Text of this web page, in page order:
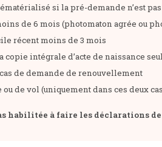
si la pré-demande n’est
de 6 mois (photomaton agrée ou
récent moins de 3 mois
copie intégrale d’acte de naissance
de demande de renouvellement
de vol (uniquement dans ces deux
habilitée à faire les déclarations